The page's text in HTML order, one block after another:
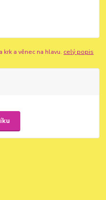
krk a věnec na hlavu. celý popis